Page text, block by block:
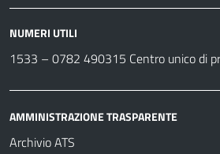
NUMERI UTILI
1533 – 0782 490315 Centro unico di
AMMINISTRAZIONE TRASPARENTE
Archivio ATS